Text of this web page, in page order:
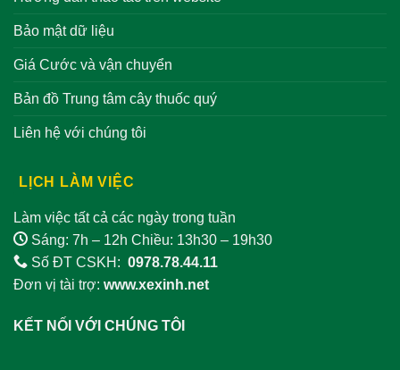
Bảo mật dữ liệu
Giá Cước và vận chuyển
Bản đồ Trung tâm cây thuốc quý
Liên hệ với chúng tôi
LỊCH LÀM VIỆC
Làm việc tất cả các ngày trong tuần
Sáng: 7h – 12h Chiều: 13h30 – 19h30
Số ĐT CSKH: 0978.78.44.11
Đơn vị tài trợ: www.xexinh.net
KẾT NỐI VỚI CHÚNG TÔI